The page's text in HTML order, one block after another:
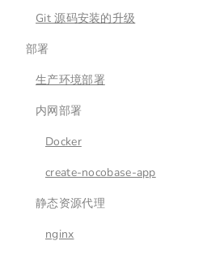
Git 源码安装的升级
部署
生产环境部署
内网部署
Docker
create-nocobase-app
静态资源代理
nginx